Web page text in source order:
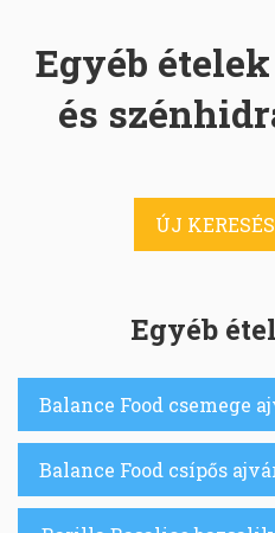
Egyéb
és
ÚJ
Egyéb
Balance Food csemege
Balance Food csípős